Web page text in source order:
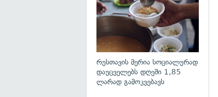
რუსთავის მერია სოციალურად
დაუცველებს დღეში 1,85
ლარად გამოკვებავს